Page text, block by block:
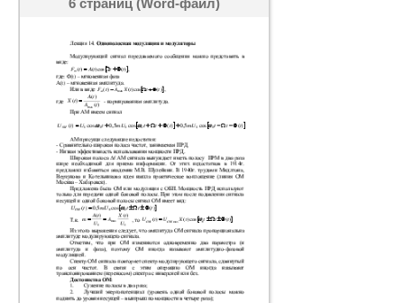
6 страниц (Word-файл)